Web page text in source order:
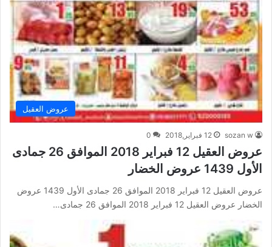
عروض العقيل
sozan w 12 فبراير,2018 0
عروض العقيل 12 فبراير 2018 الموافق 26 جمادى
الأول 1439 عروض الخضار
عروض العقيل 12 فبراير 2018 الموافق 26 جمادى الأول 1439 عروض
الخضار عروض العقيل 12 فبراير 2018 الموافق 26 جمادى…